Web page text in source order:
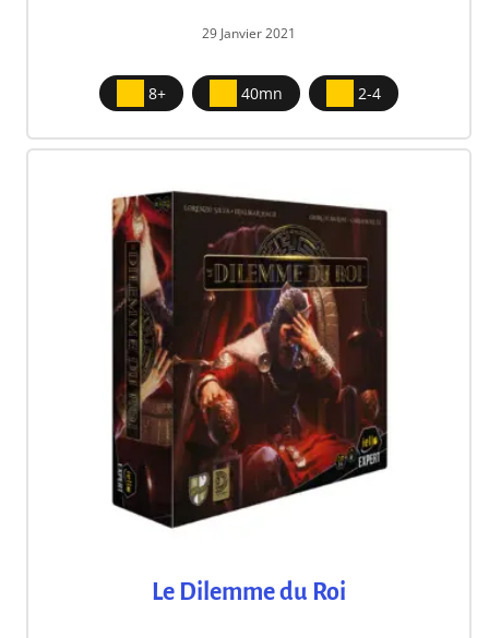
29 Janvier 2021
8+ 40mn 2-4
Le Dilemme du Roi